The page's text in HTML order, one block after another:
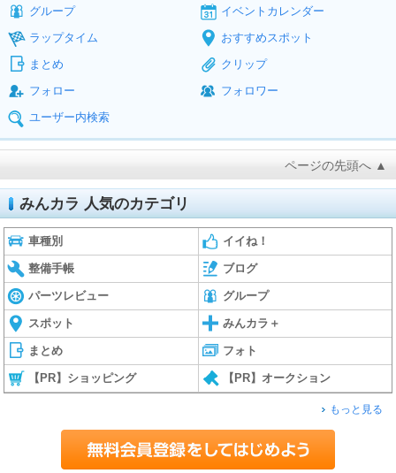
グループ
イベントカレンダー
ラップタイム
おすすめスポット
まとめ
クリップ
フォロー
フォロワー
ユーザー内検索
ページの先頭へ ▲
みんカラ 人気のカテゴリ
車種別 イイね！
整備手帳 ブログ
パーツレビュー グループ
スポット みんカラ＋
まとめ フォト
【PR】ショッピング 【PR】オークション
もっと見る